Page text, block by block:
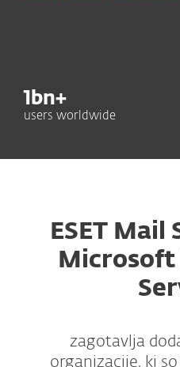
1 bn+
users worldwide
ESET Mail
Microsoft
zagotavlja
organizacije, ki